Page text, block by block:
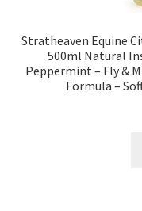
Stratheaven Equine
500ml Natural
Peppermint – Fly &
Formula –